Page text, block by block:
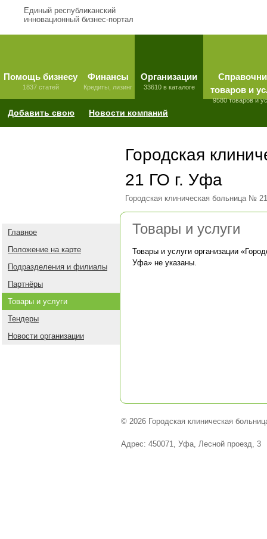
Единый республиканский
инновационный бизнес-портал
Помощь бизнесу
1837 статей
Финансы
Кредиты, лизинг
Организации
33610 в каталоге
товаров и
9580 товаров и
Добавить свою Новости компаний
Городская
21 ГО г. Уфа
Городская клиническая больница №
Главное
Положение на карте
Подразделения и филиалы
Партнёры
Товары и услуги
Тендеры
Новости организации
Товары и услуги
Товары и услуги организации «
Уфа» не указаны.
© 2026 Городская клиническая
Адрес: 450071, Уфа, Лесной проезд, 3